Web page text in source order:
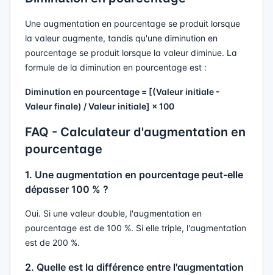
Une augmentation en pourcentage se produit lorsque
la valeur augmente, tandis qu'une diminution en
pourcentage se produit lorsque la valeur diminue. La
formule de la diminution en pourcentage est :
Diminution en pourcentage = [(Valeur initiale -
Valeur finale) / Valeur initiale] × 100
FAQ - Calculateur d'augmentation en
pourcentage
1. Une augmentation en pourcentage peut-elle
dépasser 100 % ?
Oui. Si une valeur double, l'augmentation en
pourcentage est de 100 %. Si elle triple, l'augmentation
est de 200 %.
2. Quelle est la différence entre l'augmentation